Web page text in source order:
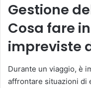
Gestione
Cosa fare
impreviste
Durante un viaggio, è
affrontare situazioni di